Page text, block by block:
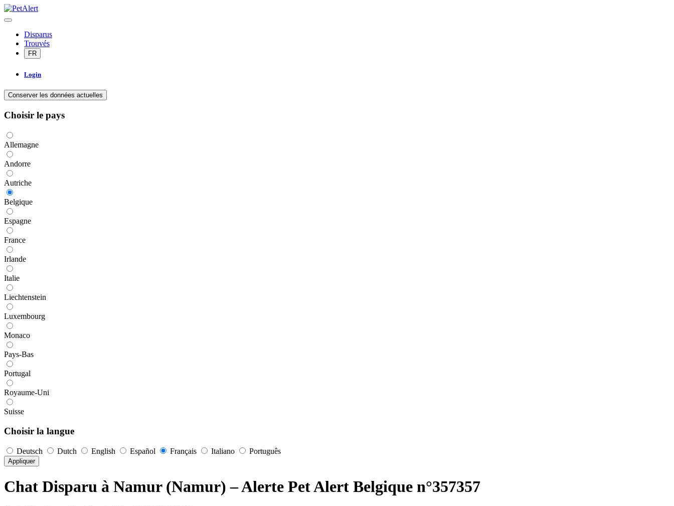
Disparus
Trouvés
FR
Login
Conserver les données actuelles
Choisir le pays
Allemagne
Andorre
Autriche
Belgique
Espagne
France
Irlande
Italie
Liechtenstein
Luxembourg
Monaco
Pays-Bas
Portugal
Royaume-Uni
Suisse
Choisir la langue
Deutsch Dutch English Español Français Italiano Português
Appliquer
Chat Disparu à Namur (Namur) – Alerte Pet Alert Belgique n°357357